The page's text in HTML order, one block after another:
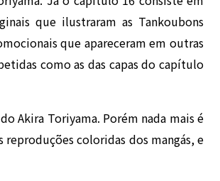
que ilustraram as Tankoubons
que apareceram em outras
como as das capas do capítulo
Akira Toriyama. Porém nada mais é
reproduções coloridas dos mangás, e